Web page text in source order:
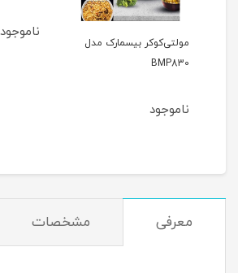
مولتی‌کوکر بیسمارک مدل
BMP830
ناموجود
ناموجود
معرفی مشخصات